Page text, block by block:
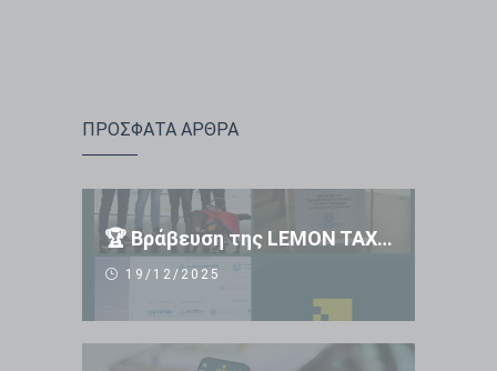
ΠΡΟΣΦΑΤΑ ΑΡΘΡΑ
🏆 Βράβευση της LEMON TAXI APP 🏆
19/12/2025